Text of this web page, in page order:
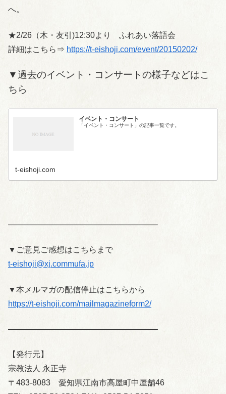
へ。
★2/26（木・友引)12:30より ふれあい落語会
詳細はこちら⇒ https://t-eishoji.com/event/20150202/
▼過去のイベント・コンサートの様子などはこ
ちら
イベント・コンサート
「イベント・コンサート」の記事一覧です。
t-eishoji.com
——————————————————–
▼ご意見ご感想はこちらまで
t-eishoji@xj.commufa.jp
▼本メルマガの配信停止はこちらから
https://t-eishoji.com/mailmagazineform2/
——————————————————–
【発行元】
宗教法人 永正寺
〒483-8083 愛知県江南市高屋町中屋舗46